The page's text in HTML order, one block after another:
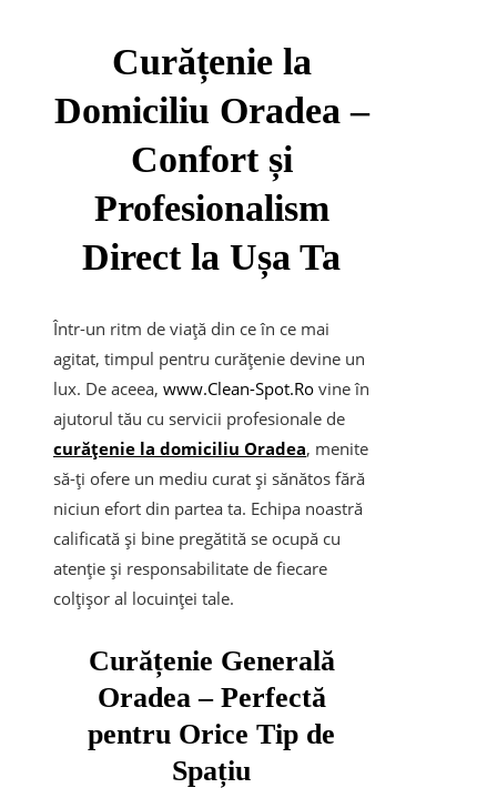
Curățenie la
Domiciliu Oradea –
Confort și
Profesionalism
Direct la Ușa Ta
Într-un ritm de viață din ce în ce mai
agitat, timpul pentru curățenie devine un
lux. De aceea, www.Clean-Spot.Ro vine în
ajutorul tău cu servicii profesionale de
curățenie la domiciliu Oradea, menite
să-ți ofere un mediu curat și sănătos fără
niciun efort din partea ta. Echipa noastră
calificată și bine pregătită se ocupă cu
atenție și responsabilitate de fiecare
colțișor al locuinței tale.
Curățenie Generală
Oradea – Perfectă
pentru Orice Tip de
Spațiu